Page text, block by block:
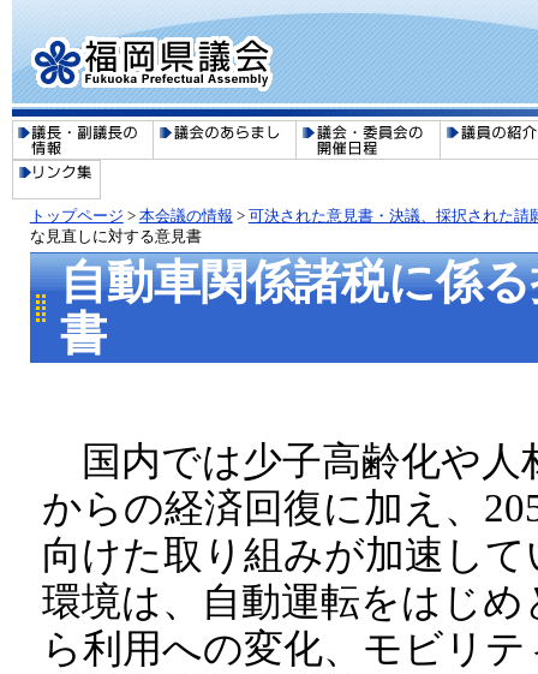
トップページ > 本会議の情報 > 可決された意見書・決議、採択された請
な見直しに対する意見書
自動車関係諸税に係
書
国内では少子高齢化や人
からの経済回復に加え、
向けた取り組みが加速し
環境は、自動運転をはじ
ら利用への変化、モビリ